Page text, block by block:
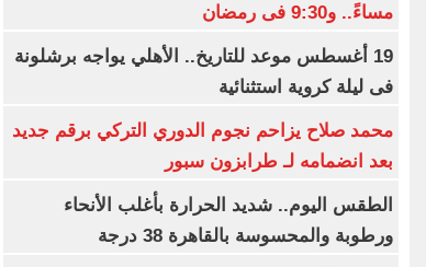
مساءً.. و9:30 فى رمضان
19 أغسطس موعد للتاريخ.. الأهلي يواجه برشلونة
فى ليلة كروية استثنائية
محمد صلاح يزاحم نجوم الدوري التركي برقم جديد
بعد انضمامه لـ طرابزون سبور
الطقس اليوم.. شديد الحرارة بأغلب الأنحاء
ورطوبة والمحسوسة بالقاهرة 38 درجة